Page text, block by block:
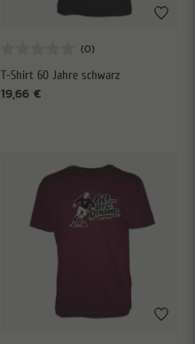
T-Shirt 60 Jahre schwarz
19,66 €